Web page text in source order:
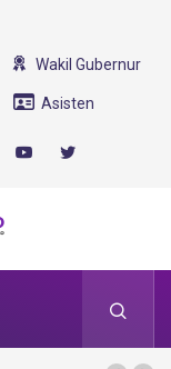
Wakil Gubernur
Asisten